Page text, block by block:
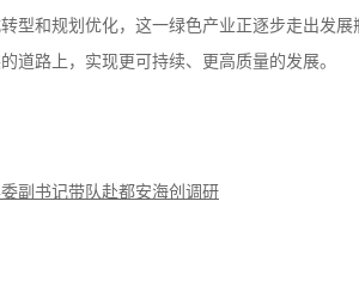
型和规划优化，这一绿色产业正逐步走出发
道路上，实现更可持续、更高质量的发展。
委副书记带队赴都安海创调研